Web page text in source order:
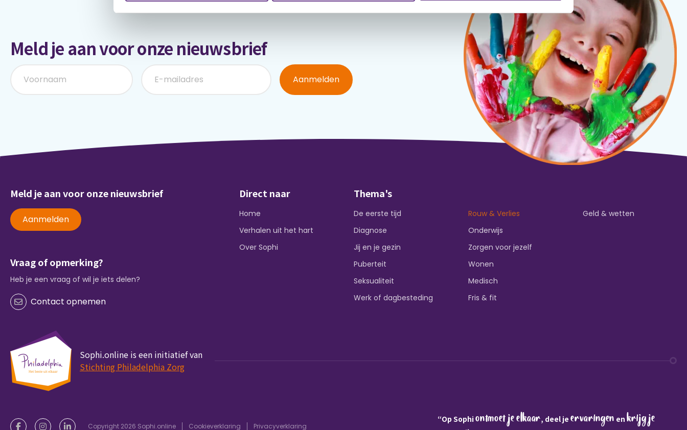
Meld je aan voor onze nieuwsbrief
Aanmelden
Meld je aan voor onze nieuwsbrief
Aanmelden
Vraag of opmerking?
Heb je een vraag of wil je iets delen?
Contact opnemen
Direct naar
Home
Verhalen uit het hart
Over Sophi
Thema's
De eerste tijd
Diagnose
Jij en je gezin
Puberteit
Seksualiteit
Werk of dagbesteding
Rouw & Verlies
Onderwijs
Zorgen voor jezelf
Wonen
Medisch
Fris & fit
Geld & wetten
Sophi.online is een initiatief van
Stichting Philadelphia Zorg
Copyright 2026 Sophi.online Cookieverklaring Privacyverklaring
“Op Sophiontmoet je elkaar, deel jeervaringen enkrijg je